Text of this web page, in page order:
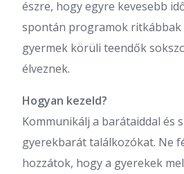
észre, hogy egyre kevesebb
spontán programok ritkábbak
gyermek körüli teendők
élveznek.
Hogyan kezeld?
Kommunikálj a barátaiddal és
gyerekbarát találkozókat. Ne
hozzátok, hogy a gyerekek